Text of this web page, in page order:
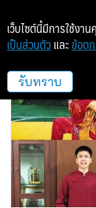
ซินหัว
เว็บไซต์นี้มีการใช้งา
เป็นส่วนตัว และ ข้อต
รับทราบ